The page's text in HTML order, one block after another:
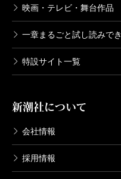
映画・テレビ・舞台作品
一章まるごと試し読みで
特設サイト一覧
新潮社について
会社情報
採用情報